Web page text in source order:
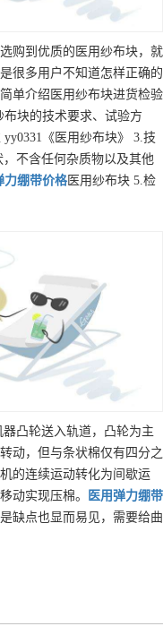
购到优质的医用纱布块，就
很多用户不知道怎样正确的
简单介绍医用纱布块进货检验
块的技术要求、试验方
《医用纱布块》 3.技
不含任何杂质物以及其他
力绷带价格医用纱布块 5.检
凸轮送入轨道，凸轮为主
动，但与条状棉仅有四分之
的连续运动转化为间歇运
动实现压棉。
医用弹力绷带
缺点也显而易见，需要给曲